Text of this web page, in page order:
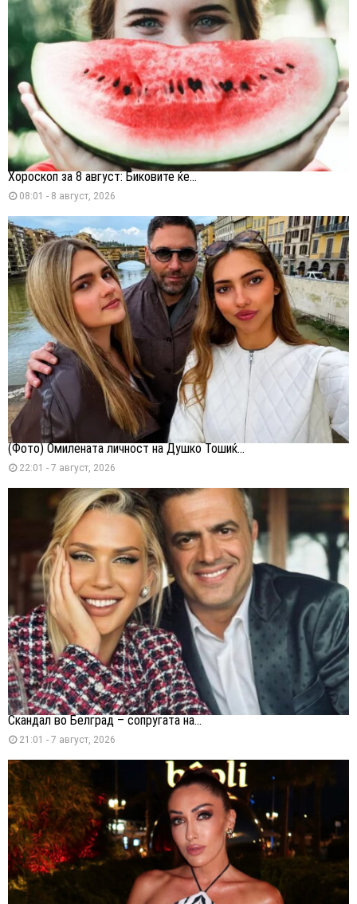
Хороскоп за 8 август: Биковите ќе...
08:01 - 8 август, 2026
(Фото) Омилената личност на Душко Тошиќ...
22:01 - 7 август, 2026
Скандал во Белград – сопругата на...
21:01 - 7 август, 2026